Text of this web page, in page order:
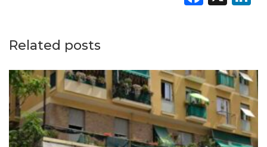
Related posts